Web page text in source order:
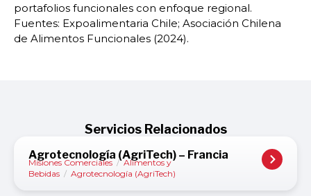
portafolios funcionales con enfoque regional.
Fuentes: Expoalimentaria Chile; Asociación Chilena
de Alimentos Funcionales (2024).
Servicios Relacionados
Agrotecnología (AgriTech) – Francia
Misiones Comerciales / Alimentos y
Bebidas / Agrotecnología (AgriTech)